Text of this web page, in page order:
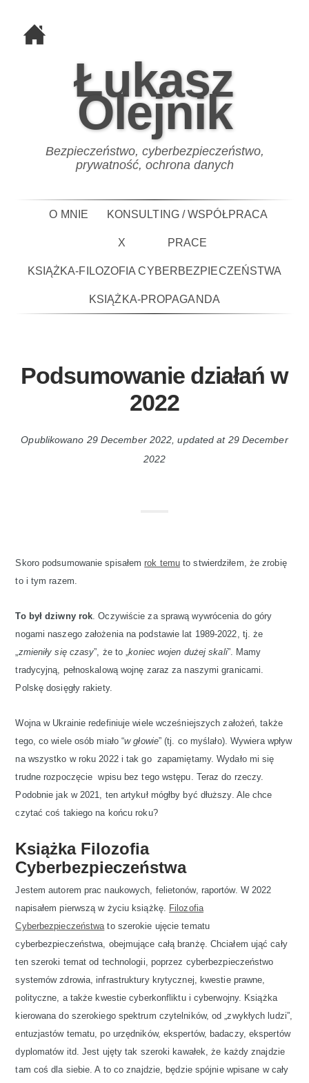
Łukasz
Olejnik
Bezpieczeństwo, cyberbezpieczeństwo,
prywatność, ochrona danych
O MNIE KONSULTING / WSPÓŁPRACA
X PRACE
KSIĄŻKA-FILOZOFIA CYBERBEZPIECZEŃSTWA
KSIĄŻKA-PROPAGANDA
Podsumowanie działań w
2022
Opublikowano 29 December 2022 , updated at 29 December
2022
Skoro podsumowanie spisałemrok temu to stwierdziłem, że zrobię
to i tym razem.
To był dziwny rok. Oczywiście za sprawą wywrócenia do góry
nogami naszego założenia na podstawie lat 1989-2022, tj. że
„zmieniły się czasy”, że to „koniec wojen dużej skali”. Mamy
tradycyjną, pełnoskalową wojnę zaraz za naszymi granicami.
Polskę dosięgły rakiety.
Wojna w Ukrainie redefiniuje wiele wcześniejszych założeń, także
tego, co wiele osób miało “w głowie” (tj. co myślało). Wywiera wpływ
na wszystko w roku 2022 i tak go zapamiętamy. Wydało mi się
trudne rozpoczęcie wpisu bez tego wstępu. Teraz do rzeczy.
Podobnie jak w 2021, ten artykuł mógłby być dłuższy. Ale chce
czytać coś takiego na końcu roku?
Książka Filozofia
Cyberbezpieczeństwa
Jestem autorem prac naukowych, felietonów, raportów. W 2022
napisałem pierwszą w życiu książkę. Filozofia
Cyberbezpieczeństwato szerokie ujęcie tematu
cyberbezpieczeństwa, obejmujące całą branżę. Chciałem ująć cały
ten szeroki temat od technologii, poprzez cyberbezpieczeństwo
systemów zdrowia, infrastruktury krytycznej, kwestie prawne,
polityczne, a także kwestie cyberkonfliktu i cyberwojny. Książka
kierowana do szerokiego spektrum czytelników, od „zwykłych ludzi”,
entuzjastów tematu, po urzędników, ekspertów, badaczy, ekspertów
dyplomatów itd. Jest ujęty tak szeroki kawałek, że każdy znajdzie
tam coś dla siebie. A to co znajdzie, będzie spójnie wpisane w cały